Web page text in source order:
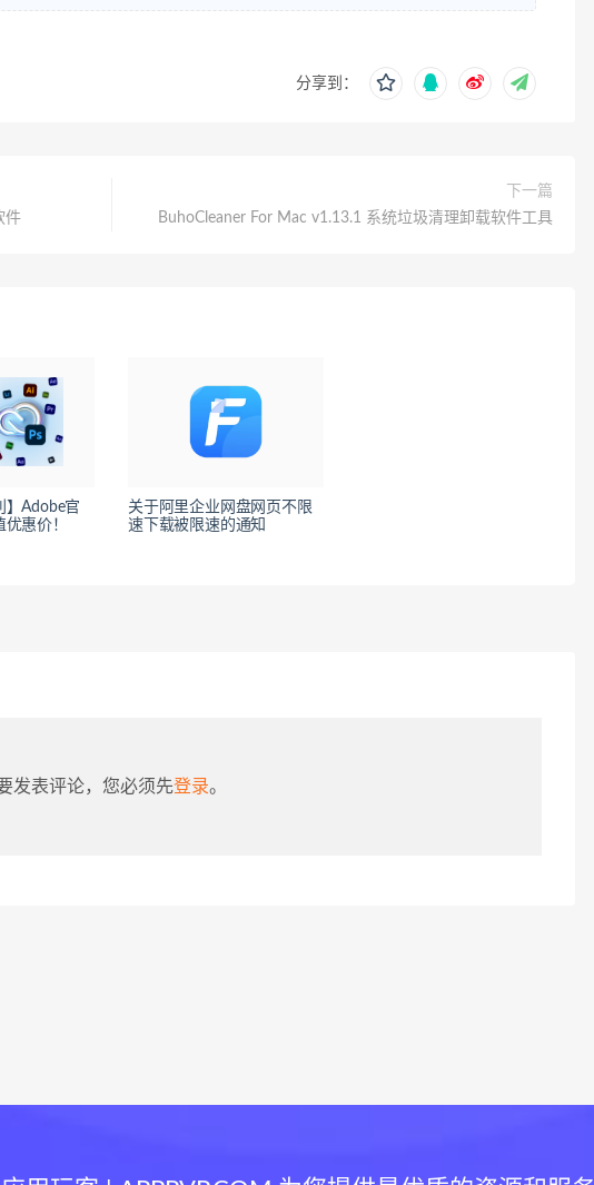
分享到：
件
下一篇
BuhoCleaner For Mac v1.13.1 系统垃圾清理卸载软件工具
】Adobe官
惠价！
关于阿里企业网盘网页不限
速下载被限速的通知
发表评论，您必须先登录。